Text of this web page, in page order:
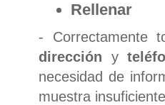
Rellenar
- Correctamente
dirección y
necesidad de
muestra